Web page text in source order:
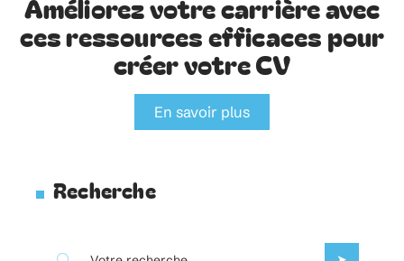
Améliorez votre carrière avec